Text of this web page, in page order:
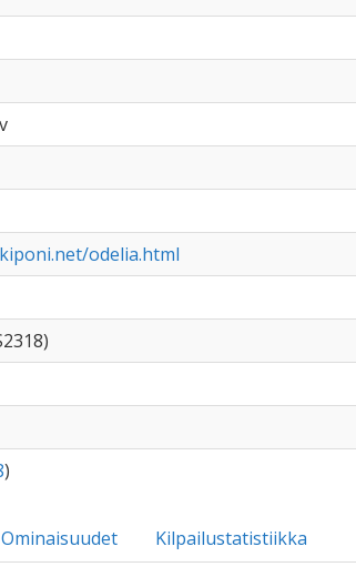
odelia.html
)
Ominaisuudet Kilpailustatistiikka